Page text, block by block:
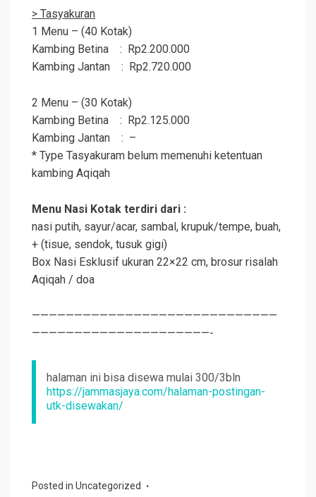
> Tasyakuran
1 Menu – (40 Kotak)
Kambing Betina : Rp2.200.000
Kambing Jantan : Rp2.720.000
2 Menu – (30 Kotak)
Kambing Betina : Rp2.125.000
Kambing Jantan : –
* Type Tasyakuram belum memenuhi ketentuan
kambing Aqiqah
Menu Nasi Kotak terdiri dari :
nasi putih, sayur/acar, sambal, krupuk/tempe, buah,
+ (tisue, sendok, tusuk gigi)
Box Nasi Esklusif ukuran 22×22 cm, brosur risalah
Aqiqah / doa
—————————————————————————————
—————————————————————-
halaman ini bisa disewa mulai 300/3bln
https://jammasjaya.com/halaman-postingan-
utk-disewakan/
Posted in Uncategorized